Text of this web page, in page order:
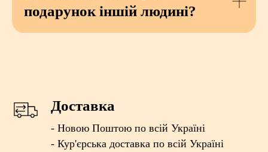
подарунок іншій людині?
Доставка
- Новою Поштою по всій Україні
- Кур'єрська доставка по всій Україні